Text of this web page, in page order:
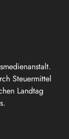
Steuermittel
Landtag